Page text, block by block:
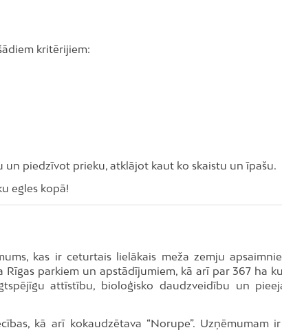
kritērijiem:
un piedzīvot prieku, atklājot kaut ko skaistu un īpašu.
egles kopā!
kas ir ceturtais lielākais meža zemju
Rīgas parkiem un apstādījumiem, kā arī par 367 ha
attīstību, bioloģisko daudzveidību un
kā arī kokaudzētava “Norupe”. Uzņēmumam